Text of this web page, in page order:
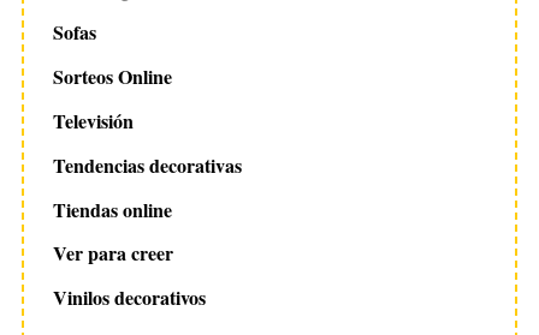
Sofas
Sorteos Online
Televisión
Tendencias decorativas
Tiendas online
Ver para creer
Vinilos decorativos